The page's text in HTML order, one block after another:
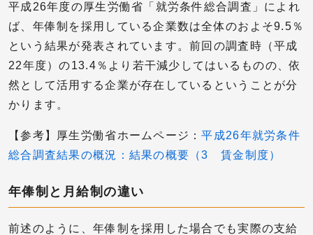
平成26年度の厚生労働省「就労条件総合調査」によれ
ば、年俸制を採用している企業数は全体のおよそ9.5％
という結果が発表されています。前回の調査時（平成
22年度）の13.4％より若干減少してはいるものの、依
然として活用する企業が存在しているということが分
かります。
【参考】厚生労働省ホームページ：平成26年就労条件
総合調査結果の概況：結果の概要（3 賃金制度）
年俸制と月給制の違い
前述のように、年俸制を採用した場合でも実際の支給